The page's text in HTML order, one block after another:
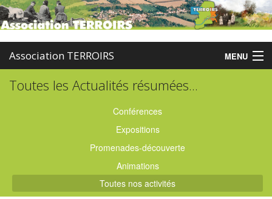
Association TERROIRS MENU
Accueil
Partenaires
Toutes les Actualités résumées...
Conférences
Expositions
Promenades-découverte
Animations
Toutes nos activités